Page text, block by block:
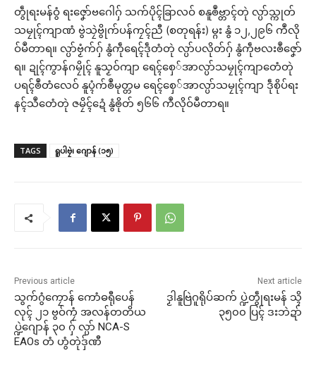
တွဵုရးမန်ဝွံ ရးဇၞော်ဗဂေါဂှ် သက်ပိုၚ်ခြာလဝ် စနူၜဳဗ္တာၚ်တုဲ လ္ပာ်သ္ကုတ်
သမၠုၚ်ကျာဏံ ဗွဲသၠဲဗွိုက်ပန်ကၠၚ်ညီ (စတုရန်း) မ္ဂး နွံ ၁၂,၂၉၆ ကဳလို
ဝ်မဳတာရ။ လ္ပာ်ဗၟံက်ဂှ် နွံကဵုရေၚ်ဒဵုတံတုဲ လ္ပာ်ပလိုတ်ဂှ် နွံကဵုဗလးၜဳဇၞော်
ရ။ ဍုၚ်ကွာန်ဂမၠိုၚ် နူသၟဝ်ကျာ ရေၚ်စှေ်အာလ္ပာ်သမၠုၚ်ကျာတေံတုဲ
ပရၚ်ၜဳတံလေဝ် နူပ္ၚံက်ၜဳမုတ္တမ ရေၚ်စှေ်အာလ္ပာ်သမၠုၚ်ကျာ ဒဵုစိုပ်ရး
နၚ်သဳတေံတုဲ ဇမၠိၚ်ဍေံ နွံၜိုတ် ၅၆၆ ကဳလိုဝ်မဳတာရ။
TAGS ရူပါဗၠဲ၊ ဂျောန် (၁၅)
Previous article
သွက်ဂွံကၠောန် ကောံဓရီုပေန်
လုၚ် ၂၁ ဗွဝ်ကၠံ အလန်တတိယ
ပ္ဍဲဂျောန် ၃၀ ဂှ် လ္ပာ် NCA-S
EAOs တံ ဟွံတုဲဒှ်ဏီ
Next article
ဒၟါနူဗြဲဂူရိုပ်ဆက် ပ္ဍဲတွဵုရးမန် သ္ၚိ
၃၅၀၀ ပြၚ် ဒးဘဲဍာ်